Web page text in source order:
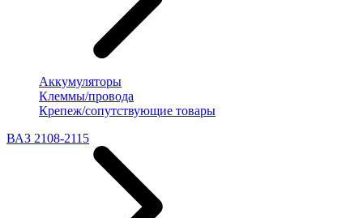
Аккумуляторы
Клеммы/провода
Крепеж/сопутствующие товары
ВАЗ 2108-2115